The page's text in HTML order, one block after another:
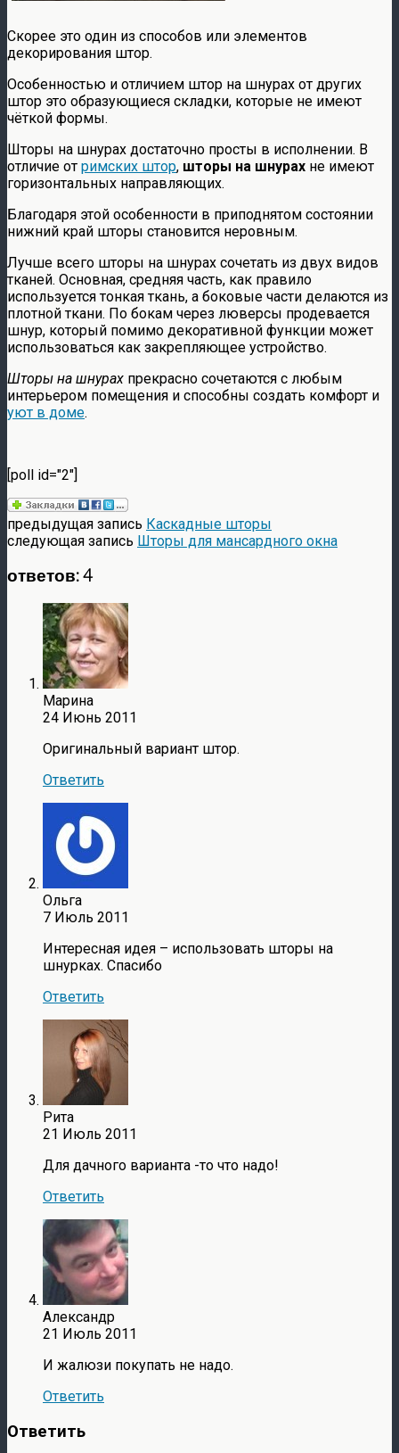
Скорее это один из способов или элементов
декорирования штор.
Особенностью и отличием штор на шнурах от других
штор это образующиеся складки, которые не имеют
чёткой формы.
Шторы на шнурах достаточно просты в исполнении. В
отличие от римских штор, шторы на шнурах не имеют
горизонтальных направляющих.
Благодаря этой особенности в приподнятом состоянии
нижний край шторы становится неровным.
Лучше всего шторы на шнурах сочетать из двух видов
тканей. Основная, средняя часть, как правило
используется тонкая ткань, а боковые части делаются из
плотной ткани. По бокам через люверсы продевается
шнур, который помимо декоративной функции может
использоваться как закрепляющее устройство.
Шторы на шнурах прекрасно сочетаются с любым
интерьером помещения и способны создать комфорт и
уют в доме.
[poll id="2"]
предыдущая запись Каскадные шторы
следующая запись Шторы для мансардного окна
ответов: 4
Марина
24 Июнь 2011
Оригинальный вариант штор.
Ответить
Ольга
7 Июль 2011
Интересная идея – использовать шторы на
шнурках. Спасибо
Ответить
Рита
21 Июль 2011
Для дачного варианта -то что надо!
Ответить
Александр
21 Июль 2011
И жалюзи покупать не надо.
Ответить
Ответить